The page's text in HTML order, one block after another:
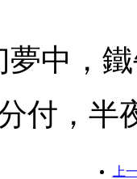
中，鐵
，半
上